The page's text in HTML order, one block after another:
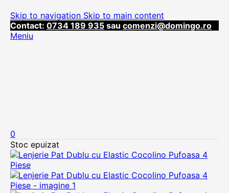
Skip to navigation Skip to main content
Contact: 0734 189 935 sau comenzi@domingo.ro
Meniu
0
Stoc epuizat